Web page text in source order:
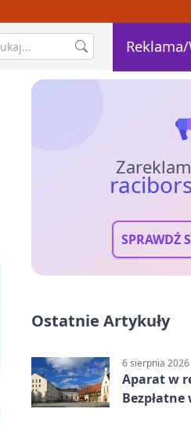
SPRAWDŹ
Ostatnie Artykuły
6 sierpnia 2026
Aparat w